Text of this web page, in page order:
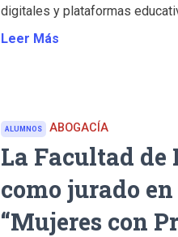
digitales y plataformas
Leer Más
ALUMNOS ABOGACÍA
La Facultad de
como jurado
“Mujeres con